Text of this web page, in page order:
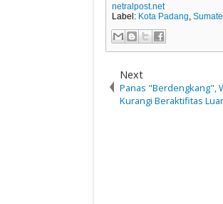
netralpost.net
Label: Kota Padang,
Next
Panas "Berdengkang",
Kurangi Beraktifitas